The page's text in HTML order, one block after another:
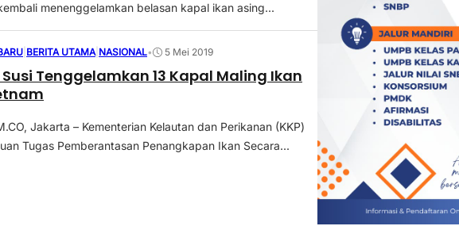
menenggelamkan belasan kapal ikan asing...
BERITA UTAMA NASIONAL• 5 Mei 2019
Tenggelamkan 13 Kapal Maling Ikan
Jakarta – Kementerian Kelautan dan Perikanan (KKP)
Tugas Pemberantasan Penangkapan Ikan Secara...